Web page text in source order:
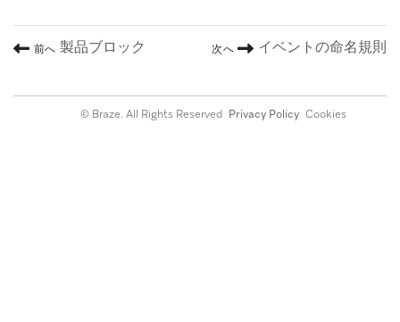
前へ 製品ブロック 次へ イベントの命名規則
© Braze. All Rights Reserved Privacy Policy Cookies